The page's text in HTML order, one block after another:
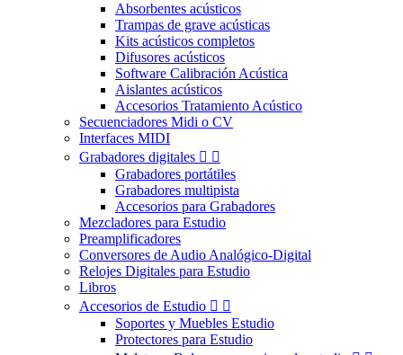
Absorbentes acústicos
Trampas de grave acústicas
Kits acústicos completos
Difusores acústicos
Software Calibración Acústica
Aislantes acústicos
Accesorios Tratamiento Acústico
Secuenciadores Midi o CV
Interfaces MIDI
Grabadores digitales  
Grabadores portátiles
Grabadores multipista
Accesorios para Grabadores
Mezcladores para Estudio
Preamplificadores
Conversores de Audio Analógico-Digital
Relojes Digitales para Estudio
Libros
Accesorios de Estudio  
Soportes y Muebles Estudio
Protectores para Estudio